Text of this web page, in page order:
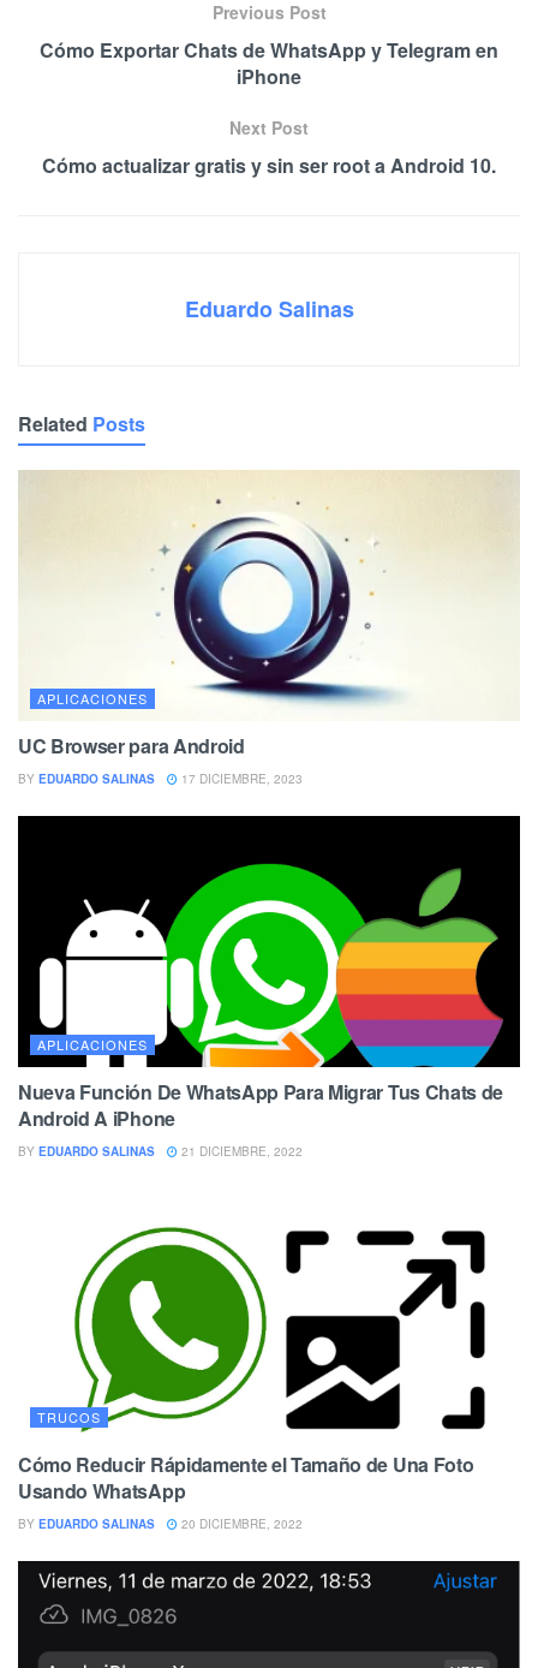
Previous Post
Cómo Exportar Chats de WhatsApp y Telegram en
iPhone
Next Post
Cómo actualizar gratis y sin ser root a Android 10.
Eduardo Salinas
Related Posts
APLICACIONES
UC Browser para Android
BY EDUARDO SALINAS 17 DICIEMBRE, 2023
APLICACIONES
Nueva Función De WhatsApp Para Migrar Tus Chats de
Android A iPhone
BY EDUARDO SALINAS 21 DICIEMBRE, 2022
TRUCOS
Cómo Reducir Rápidamente el Tamaño de Una Foto
Usando WhatsApp
BY EDUARDO SALINAS 20 DICIEMBRE, 2022